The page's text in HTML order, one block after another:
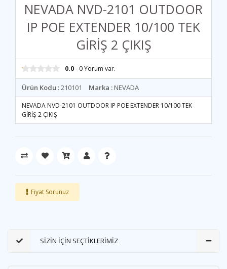
NEVADA NVD-2101 OUTDOOR
IP POE EXTENDER 10/100 TEK
GİRİŞ 2 ÇIKIŞ
0.0- 0 Yorum var.
Ürün Kodu :210101 Marka :NEVADA
NEVADA NVD-2101 OUTDOOR IP POE EXTENDER 10/100 TEK
GİRİŞ 2 ÇIKIŞ
Fiyat Sorunuz
SİZİN İÇİN SEÇTİKLERİMİZ